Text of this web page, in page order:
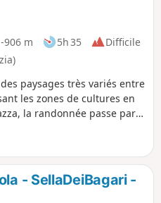
-906 m 5h 35
Difficile
paysages très variés entre
les zones de cultures en
la randonnée passe par
seul village des Cinque
Après la visite de ce village
emprunte le magnifique
- SellaDeiBagari -